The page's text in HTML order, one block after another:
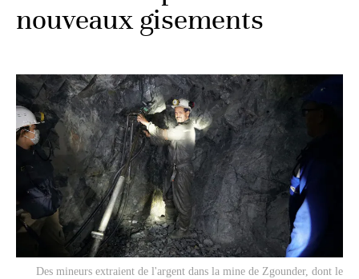
nouveaux gisements
Des mineurs extraient de l'argent dans la mine de Zgounder, dont le